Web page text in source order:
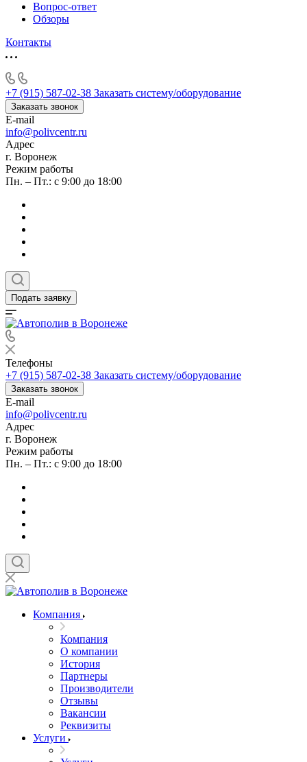
Вопрос-ответ
Обзоры
Контакты
+7 (915) 587-02-38 Заказать систему/оборудование
Заказать звонок
E-mail
info@polivcentr.ru
Адрес
г. Воронеж
Режим работы
Пн. – Пт.: с 9:00 до 18:00
Подать заявку
Телефоны
+7 (915) 587-02-38 Заказать систему/оборудование
Заказать звонок
E-mail
info@polivcentr.ru
Адрес
г. Воронеж
Режим работы
Пн. – Пт.: с 9:00 до 18:00
Компания
Компания
О компании
История
Партнеры
Производители
Отзывы
Вакансии
Реквизиты
Услуги